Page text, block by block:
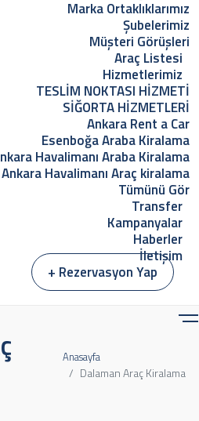
Marka Ortaklıklarımız
Şubelerimiz
Müşteri Görüşleri
Araç Listesi
Hizmetlerimiz
TESLİM NOKTASI HİZMETİ
SİĞORTA HİZMETLERİ
Ankara Rent a Car
Esenboğa Araba Kiralama
Havalimanı Araba Kiralama
Ankara Havalimanı Araç kiralama
Tümünü Gör
Transfer
Kampanyalar
Haberler
İletişim
+ Rezervasyon Yap
Anasayfa
Dalaman Araç Kiralama